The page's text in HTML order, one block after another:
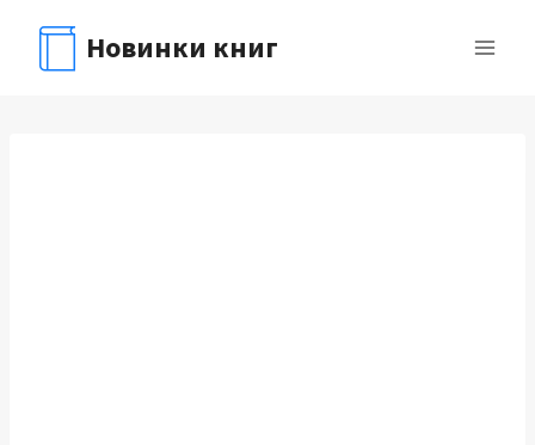
содержимому
Новинки книг